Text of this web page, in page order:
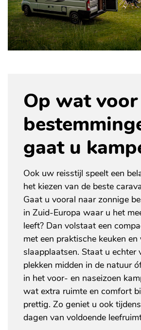
Op wat
gaat u
Ook uw reisstijl speelt een
het kiezen van de beste
Gaat u vooral naar zonnige
in Zuid-Europa waar u het
leeft? Dan volstaat een
met een praktische keuken en
slaapplaatsen. Staat u echter
plekken midden in de natuur
in het voor- en naseizoen
wat extra ruimte en comfort
prettig. Zo geniet u ook
dagen van voldoende